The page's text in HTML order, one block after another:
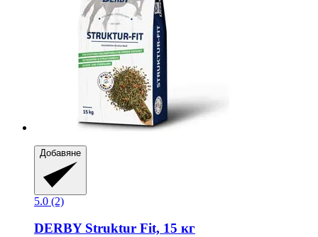
Добавяне
5.0 (2)
DERBYStruktur Fit, 15 кг